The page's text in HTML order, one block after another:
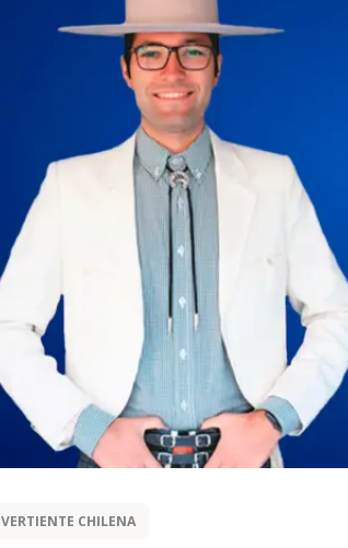
VERTIENTE CHILENA